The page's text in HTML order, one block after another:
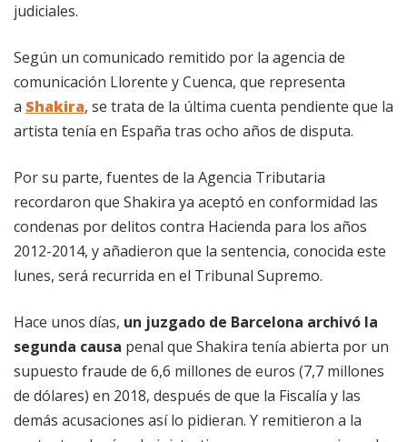
judiciales.
Según un comunicado remitido por la agencia de
comunicación Llorente y Cuenca, que representa
a Shakira, se trata de la última cuenta pendiente que la
artista tenía en España tras ocho años de disputa.
Por su parte, fuentes de la Agencia Tributaria
recordaron que Shakira ya aceptó en conformidad las
condenas por delitos contra Hacienda para los años
2012-2014, y añadieron que la sentencia, conocida este
lunes, será recurrida en el Tribunal Supremo.
Hace unos días, un juzgado de Barcelona archivó la
segunda causa penal que Shakira tenía abierta por un
supuesto fraude de 6,6 millones de euros (7,7 millones
de dólares) en 2018, después de que la Fiscalía y las
demás acusaciones así lo pidieran. Y remitieron a la